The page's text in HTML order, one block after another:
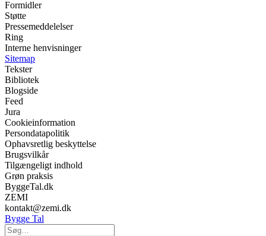
Formidler
Støtte
Pressemeddelelser
Ring
Interne henvisninger
Sitemap
Tekster
Bibliotek
Blogside
Feed
Jura
Cookieinformation
Persondatapolitik
Ophavsretlig beskyttelse
Brugsvilkår
Tilgængeligt indhold
Grøn praksis
ByggeTal.dk
ZEMI
kontakt@zemi.dk
Bygge Tal